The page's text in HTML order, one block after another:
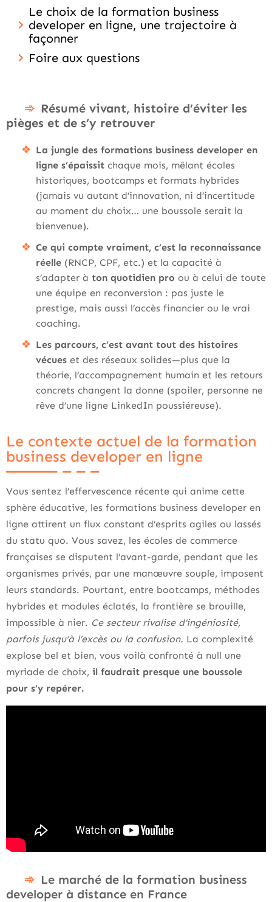
Le choix de la formation business
developer en ligne, une trajectoire à
façonner
Foire aux questions
Résumé vivant, histoire d’éviter les
pièges et de s’y retrouver
La jungle des formations business developer en
ligne s’épaissit chaque mois, mêlant écoles
historiques, bootcamps et formats hybrides
(jamais vu autant d’innovation, ni d’incertitude
au moment du choix… une boussole serait la
bienvenue).
Ce qui compte vraiment, c’est la reconnaissance
réelle (RNCP, CPF, etc.) et la capacité à
s’adapter à ton quotidien pro ou à celui de toute
une équipe en reconversion : pas juste le
prestige, mais aussi l’accès financier ou le vrai
coaching.
Les parcours, c’est avant tout des histoires
vécues et des réseaux solides—plus que la
théorie, l’accompagnement humain et les retours
concrets changent la donne (spoiler, personne ne
rêve d’une ligne LinkedIn poussiéreuse).
Le contexte actuel de la formation
business developer en ligne
Vous sentez l’effervescence récente qui anime cette
sphère éducative, les formations business developer en
ligne attirent un flux constant d’esprits agiles ou lassés
du statu quo. Vous savez, les écoles de commerce
françaises se disputent l’avant-garde, pendant que les
organismes privés, par une manœuvre souple, imposent
leurs standards. Pourtant, entre bootcamps, méthodes
hybrides et modules éclatés, la frontière se brouille,
impossible à nier. Ce secteur rivalise d’ingéniosité,
parfois jusqu’à l’excès ou la confusion. La complexité
explose bel et bien, vous voilà confronté à null une
myriade de choix, il faudrait presque une boussole
pour s’y repérer.
Le marché de la formation business
developer à distance en France